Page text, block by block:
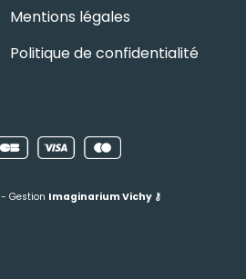
Mentions légales
Politique de confidentialité
- Gestion Imaginarium Vichy ⚷